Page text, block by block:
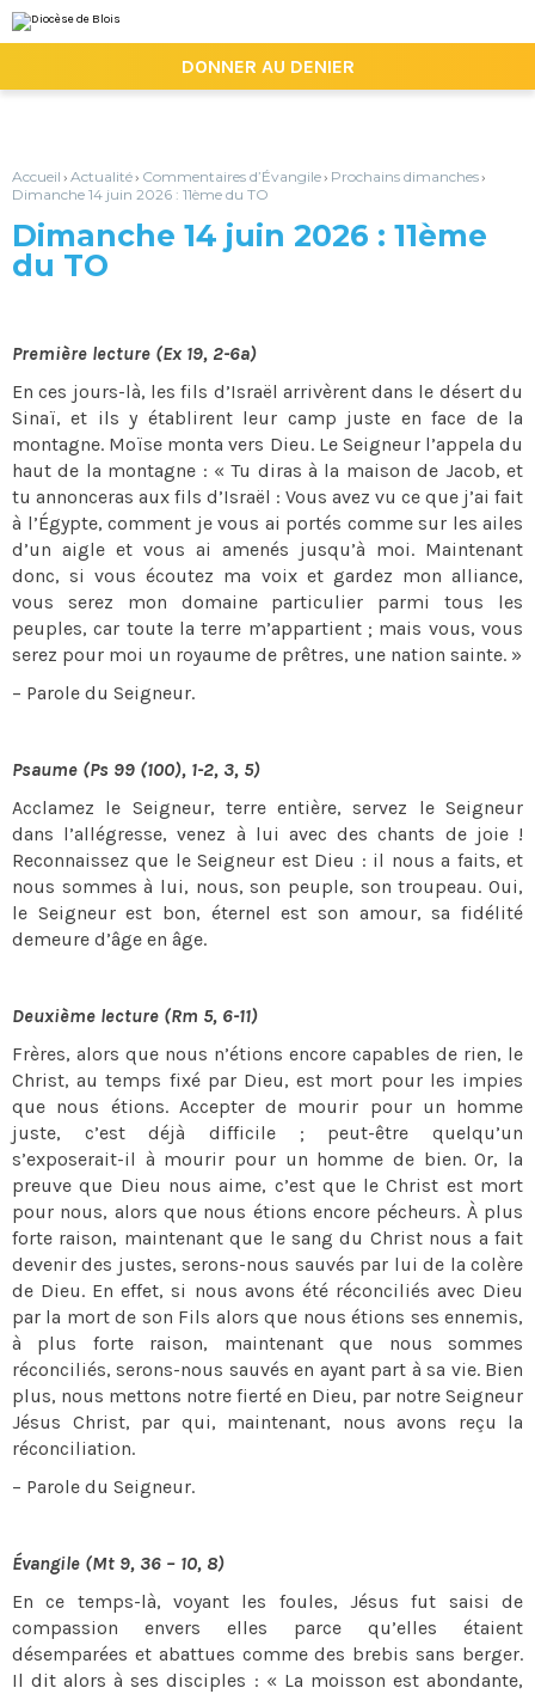
au
contenu.
la
personnels
DONNER AU DENIER
Accueil › Actualité› Commentaires d’Évangile› Prochains dimanches›
Dimanche 14 juin 2026 : 11ème du TO
Dimanche 14 juin 2026 : 11ème
du TO
Première lecture (Ex 19, 2-6a)
En ces jours-là, les fils d’Israël arrivèrent dans le désert du
Sinaï, et ils y établirent leur camp juste en face de la
montagne. Moïse monta vers Dieu. Le Seigneur l’appela du
haut de la montagne : « Tu diras à la maison de Jacob, et
tu annonceras aux fils d’Israël : Vous avez vu ce que j’ai fait
à l’Égypte, comment je vous ai portés comme sur les ailes
d’un aigle et vous ai amenés jusqu’à moi. Maintenant
donc, si vous écoutez ma voix et gardez mon alliance,
vous serez mon domaine particulier parmi tous les
peuples, car toute la terre m’appartient ; mais vous, vous
serez pour moi un royaume de prêtres, une nation sainte. »
– Parole du Seigneur.
Psaume (Ps 99 (100), 1-2, 3, 5)
Acclamez le Seigneur, terre entière, servez le Seigneur
dans l’allégresse, venez à lui avec des chants de joie !
Reconnaissez que le Seigneur est Dieu : il nous a faits, et
nous sommes à lui, nous, son peuple, son troupeau. Oui,
le Seigneur est bon, éternel est son amour, sa fidélité
demeure d’âge en âge.
Deuxième lecture (Rm 5, 6-11)
Frères, alors que nous n’étions encore capables de rien, le
Christ, au temps fixé par Dieu, est mort pour les impies
que nous étions. Accepter de mourir pour un homme
juste, c’est déjà difficile ; peut-être quelqu’un
s’exposerait-il à mourir pour un homme de bien. Or, la
preuve que Dieu nous aime, c’est que le Christ est mort
pour nous, alors que nous étions encore pécheurs. À plus
forte raison, maintenant que le sang du Christ nous a fait
devenir des justes, serons-nous sauvés par lui de la colère
de Dieu. En effet, si nous avons été réconciliés avec Dieu
par la mort de son Fils alors que nous étions ses ennemis,
à plus forte raison, maintenant que nous sommes
réconciliés, serons-nous sauvés en ayant part à sa vie. Bien
plus, nous mettons notre fierté en Dieu, par notre Seigneur
Jésus Christ, par qui, maintenant, nous avons reçu la
réconciliation.
– Parole du Seigneur.
Évangile (Mt 9, 36 – 10, 8)
En ce temps-là, voyant les foules, Jésus fut saisi de
compassion envers elles parce qu’elles étaient
désemparées et abattues comme des brebis sans berger.
Il dit alors à ses disciples : « La moisson est abondante,